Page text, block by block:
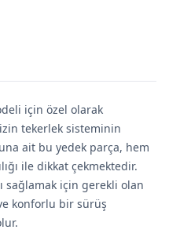
için özel olarak
tekerlek sisteminin
ait bu yedek parça, hem
ile dikkat çekmektedir.
sağlamak için gerekli olan
konforlu bir sürüş